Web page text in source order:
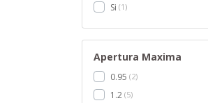
Si 1
Apertura Maxima
0.95 2
1.2 5